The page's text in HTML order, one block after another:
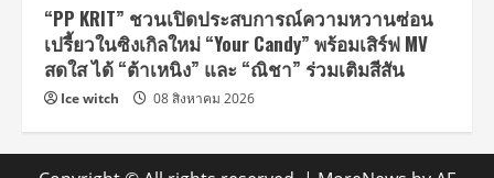
“PP KRIT” ชวนเปิดประสบการณ์ความหวานซ่อน
เปรี้ยวในซิงเกิลใหม่ “Your Candy” พร้อมเสิร์ฟ MV
สดใส ได้ “ต้าเหนิง” และ “ณิชา” ร่วมเติมสีสัน
Ice witch 08 สิงหาคม 2026